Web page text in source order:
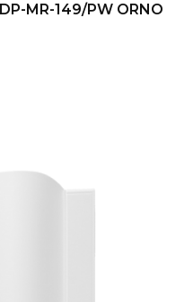
MR-149/PW ORNO